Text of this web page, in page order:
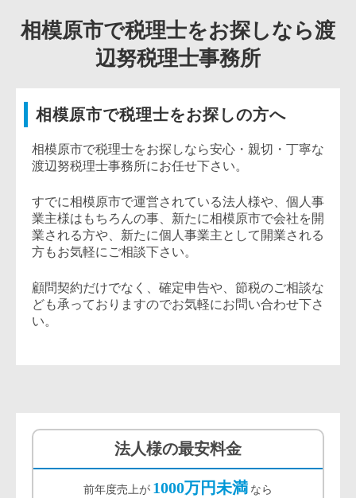
相模原市で税理士をお探しなら渡
辺努税理士事務所
相模原市で税理士をお探しの方へ
相模原市で税理士をお探しなら安心・親切・丁寧な
渡辺努税理士事務所にお任せ下さい。
すでに相模原市で運営されている法人様や、個人事
業主様はもちろんの事、新たに相模原市で会社を開
業される方や、新たに個人事業主として開業される
方もお気軽にご相談下さい。
顧問契約だけでなく、確定申告や、節税のご相談な
ども承っておりますのでお気軽にお問い合わせ下さ
い。
法人様の最安料金
前年度売上が 1000万円未満 なら